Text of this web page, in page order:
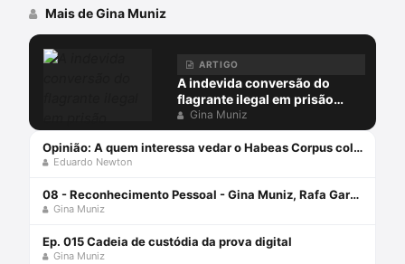
Mais de Gina Muniz
ARTIGO
A indevida conversão do
flagrante ilegal em prisão
preventiva
Gina Muniz
Opinião: A quem interessa vedar o Habeas Corpus coletivo?
Eduardo Newton
08 - Reconhecimento Pessoal - Gina Muniz, Rafa Garcez e Fernando Soubhia - Defesa Solidária
Gina Muniz
Ep. 015 Cadeia de custódia da prova digital
Gina Muniz